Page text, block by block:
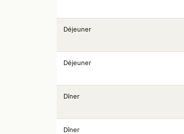
Déjeuner
Déjeuner
Dîner
Dîner